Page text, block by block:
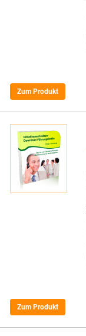
Zum Produkt
Zum Produkt